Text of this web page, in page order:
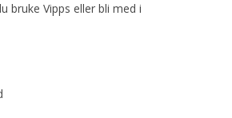
bruke Vipps eller bli med i